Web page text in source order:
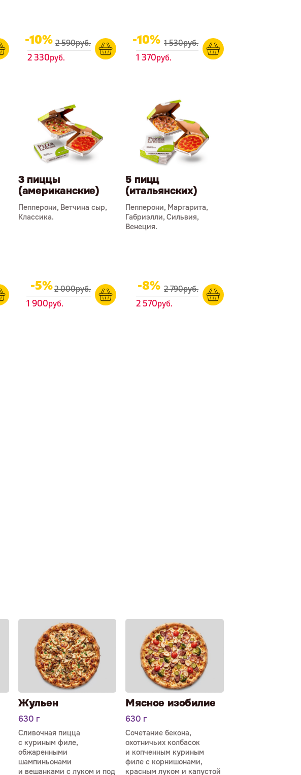
-10% 2 590руб.
2 330руб.
-10% 1 530руб.
1 370руб.
3 пиццы
(американские)
Пепперони, Ветчина сыр,
Классика.
-5%2 000руб.
1 900руб.
5 пицц
(итальянских)
Пепперони, Маргарита,
Габриэлли, Сильвия,
Венеция.
-8% 2 790руб.
2 570руб.
Жульен
630 г
Сливочная пицца
с куриным филе,
обжаренными
шампиньонами
и вешанками с луком и под
Мясное изобилие
630 г
Сочетание бекона,
охотничьих колбасок
и копченным куриным
филе с корнишонами,
красным луком и капустой